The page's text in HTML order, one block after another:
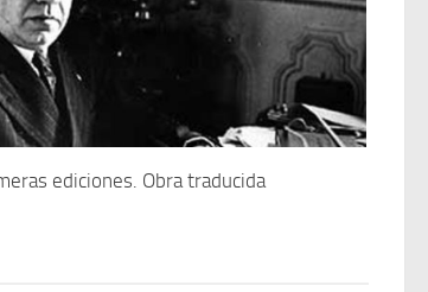
ediciones. Obra traducida